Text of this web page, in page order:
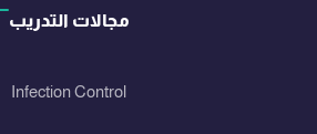
مجالات التدريب
Infection Control